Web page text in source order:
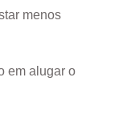
menos
em alugar o